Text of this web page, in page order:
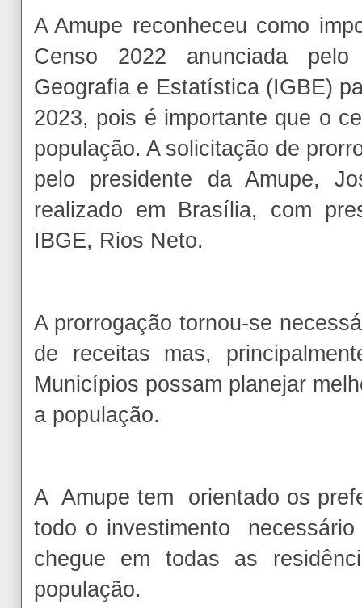
A Amupe reconheceu como
Censo 2022 anunciada
Geografia e Estatística (IGBE)
2023, pois é importante que o
população. A solicitação de
pelo presidente da Amupe,
realizado em Brasília, com
IBGE, Rios Neto.
A prorrogação tornou-se
de receitas mas,
Municípios possam planejar
a população.
A Amupe tem orientado os
todo o investimento
chegue em todas as
população.